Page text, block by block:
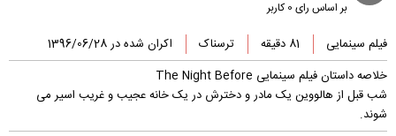
بر اساس رای 0کاربر
فیلم سینمایی 81 دقیقه ترسناک
اکران شده در 1396/06/28
خلاصه داستان فیلم سینمایی The Night Before
شب قبل از هالووین یک مادر و دخترش در یک خانه عجیب و غریب اسیر می
شوند.